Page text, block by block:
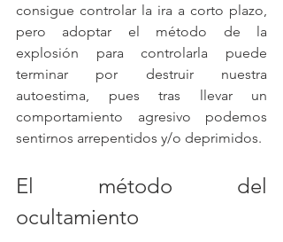
consigue controlar la ira a corto plazo,
pero adoptar el método de la
explosión para controlarla puede
terminar por destruir nuestra
autoestima, pues tras llevar un
comportamiento agresivo podemos
sentirnos arrepentidos y/o deprimidos.
El método del
ocultamiento